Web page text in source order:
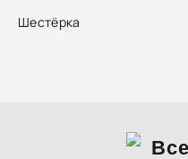
Шестёрка